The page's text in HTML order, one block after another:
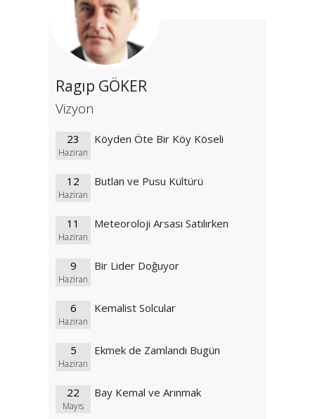
Ragıp GÖKER
Vizyon
23
Haziran
Köyden Öte Bir Köy Köseli
12
Haziran
Butlan ve Pusu Kültürü
11
Haziran
Meteoroloji Arsası Satılırken
9
Haziran
Bir Lider Doğuyor
6
Haziran
Kemalist Solcular
5
Haziran
Ekmek de Zamlandı Bugün
22
Mayıs
Bay Kemal ve Arınmak